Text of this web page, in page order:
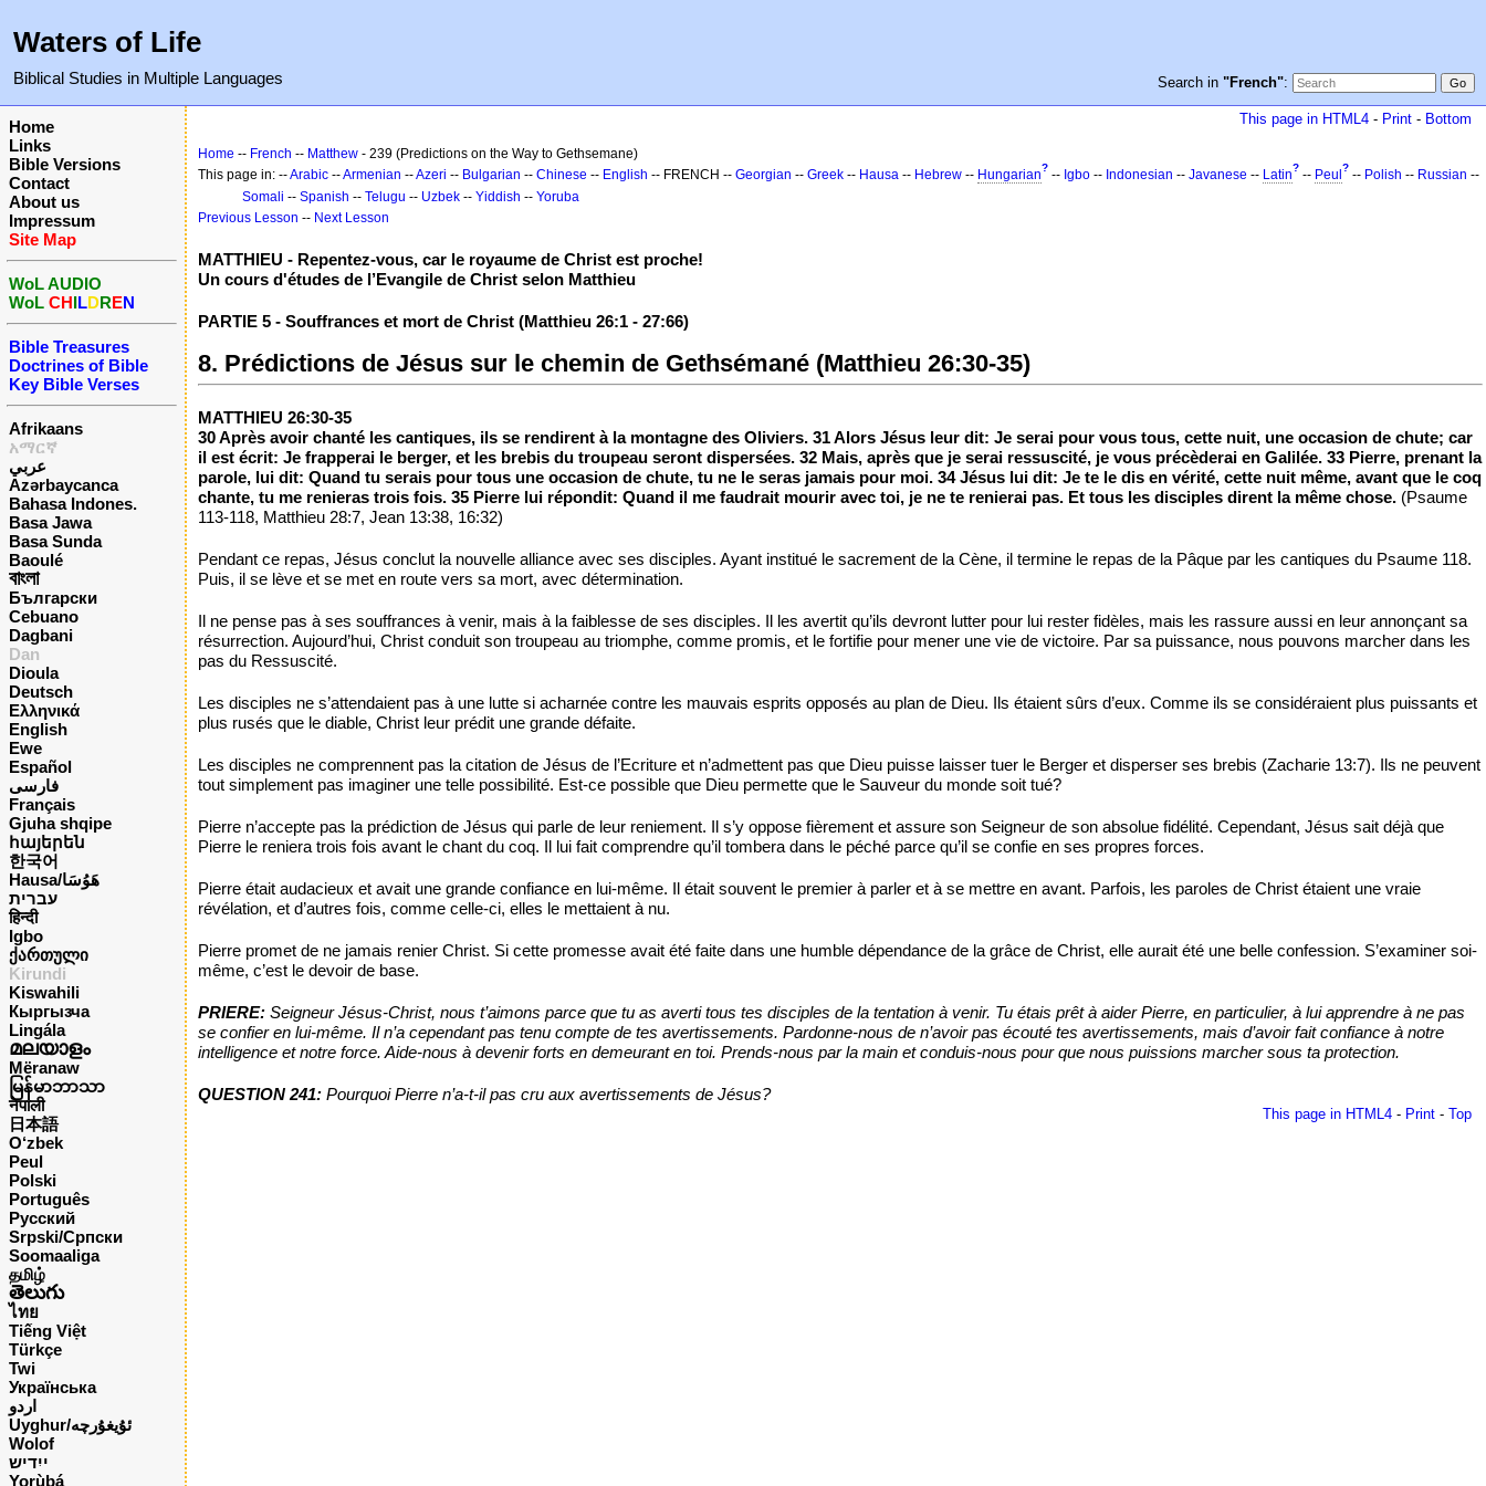
Waters of Life
Biblical Studies in Multiple Languages Search in "French":
Home
Links
Bible Versions
Contact
About us
Impressum
Site Map
WoL AUDIO
WoL CHILDREN
Bible Treasures
Doctrines of Bible
Key Bible Verses
Afrikaans
አማርኛ
عربي
Azərbaycanca
Bahasa Indones.
Basa Jawa
Basa Sunda
Baoulé
বাংলা
Български
Cebuano
Dagbani
Dan
Dioula
Deutsch
Ελληνικά
English
Ewe
Español
فارسی
Français
Gjuha shqipe
հայերեն
한국어
Hausa/هَوُسَا
עברית
हिन्दी
Igbo
ქართული
Kirundi
Kiswahili
Кыргызча
Lingála
മലയാളം
Mëranaw
မြန်မာဘာသာ
नेपाली
日本語
O‘zbek
Peul
Polski
Português
Русский
Srpski/Српски
Soomaaliga
தமிழ்
తెలుగు
ไทย
Tiếng Việt
Türkçe
Twi
Українська
اردو
Uyghur/ئۇيغۇرچه
Wolof
ייִדיש
Yorùbá
This page in HTML4 - Print - Bottom
Home -- French -- Matthew - 239 (Predictions on the Way to Gethsemane)
This page in: --Arabic --Armenian --Azeri -- Bulgarian -- Chinese -- English -- FRENCH -- Georgian -- Greek -- Hausa -- Hebrew -- Hungarian? -- Igbo -- Indonesian -- Javanese -- Latin? -- Peul ? -- Polish -- Russian --
Somali -- Spanish -- Telugu -- Uzbek -- Yiddish -- Yoruba
Previous Lesson -- Next Lesson
MATTHIEU - Repentez-vous, car le royaume de Christ est proche!
Un cours d'études de l’Evangile de Christ selon Matthieu
PARTIE 5 - Souffrances et mort de Christ (Matthieu 26:1 - 27:66)
8. Prédictions de Jésus sur le chemin de Gethsémané (Matthieu 26:30-35)
MATTHIEU 26:30-35
30 Après avoir chanté les cantiques, ils se rendirent à la montagne des Oliviers. 31 Alors Jésus leur dit: Je serai pour vous tous, cette nuit, une occasion de chute; car
il est écrit: Je frapperai le berger, et les brebis du troupeau seront dispersées. 32 Mais, après que je serai ressuscité, je vous précèderai en Galilée. 33 Pierre, prenant la
parole, lui dit: Quand tu serais pour tous une occasion de chute, tu ne le seras jamais pour moi. 34 Jésus lui dit: Je te le dis en vérité, cette nuit même, avant que le coq
chante, tu me renieras trois fois. 35 Pierre lui répondit: Quand il me faudrait mourir avec toi, je ne te renierai pas. Et tous les disciples dirent la même chose. (Psaume
113-118, Matthieu 28:7, Jean 13:38, 16:32)
Pendant ce repas, Jésus conclut la nouvelle alliance avec ses disciples. Ayant institué le sacrement de la Cène, il termine le repas de la Pâque par les cantiques du Psaume 118.
Puis, il se lève et se met en route vers sa mort, avec détermination.
Il ne pense pas à ses souffrances à venir, mais à la faiblesse de ses disciples. Il les avertit qu’ils devront lutter pour lui rester fidèles, mais les rassure aussi en leur annonçant sa
résurrection. Aujourd’hui, Christ conduit son troupeau au triomphe, comme promis, et le fortifie pour mener une vie de victoire. Par sa puissance, nous pouvons marcher dans les
pas du Ressuscité.
Les disciples ne s’attendaient pas à une lutte si acharnée contre les mauvais esprits opposés au plan de Dieu. Ils étaient sûrs d’eux. Comme ils se considéraient plus puissants et
plus rusés que le diable, Christ leur prédit une grande défaite.
Les disciples ne comprennent pas la citation de Jésus de l’Ecriture et n’admettent pas que Dieu puisse laisser tuer le Berger et disperser ses brebis (Zacharie 13:7). Ils ne peuvent
tout simplement pas imaginer une telle possibilité. Est-ce possible que Dieu permette que le Sauveur du monde soit tué?
Pierre n’accepte pas la prédiction de Jésus qui parle de leur reniement. Il s’y oppose fièrement et assure son Seigneur de son absolue fidélité. Cependant, Jésus sait déjà que
Pierre le reniera trois fois avant le chant du coq. Il lui fait comprendre qu’il tombera dans le péché parce qu’il se confie en ses propres forces.
Pierre était audacieux et avait une grande confiance en lui-même. Il était souvent le premier à parler et à se mettre en avant. Parfois, les paroles de Christ étaient une vraie
révélation, et d’autres fois, comme celle-ci, elles le mettaient à nu.
Pierre promet de ne jamais renier Christ. Si cette promesse avait été faite dans une humble dépendance de la grâce de Christ, elle aurait été une belle confession. S’examiner soi-
même, c’est le devoir de base.
PRIERE: Seigneur Jésus-Christ, nous t’aimons parce que tu as averti tous tes disciples de la tentation à venir. Tu étais prêt à aider Pierre, en particulier, à lui apprendre à ne pas
se confier en lui-même. Il n’a cependant pas tenu compte de tes avertissements. Pardonne-nous de n’avoir pas écouté tes avertissements, mais d’avoir fait confiance à notre
intelligence et notre force. Aide-nous à devenir forts en demeurant en toi. Prends-nous par la main et conduis-nous pour que nous puissions marcher sous ta protection.
QUESTION 241: Pourquoi Pierre n’a-t-il pas cru aux avertissements de Jésus?
This page in HTML4 - Print - Top